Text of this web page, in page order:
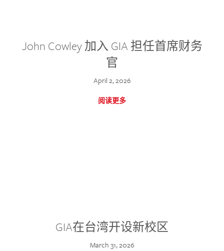
John Cowley 加入 GIA 担任首席财务
官
April 2, 2026
阅读更多
GIA在台湾开设新校区
March 31, 2026